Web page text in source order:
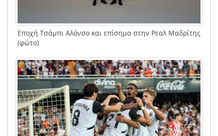
Εποχή Τσάμπι Αλόνσο και επίσημα στην Ρεαλ Μαδρίτης
(φώτο)